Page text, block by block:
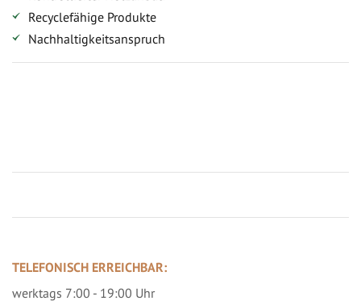
Recyclefähige Produkte
Nachhaltigkeitsanspruch
TELEFONISCH ERREICHBAR:
werktags 7:00 - 19:00 Uhr